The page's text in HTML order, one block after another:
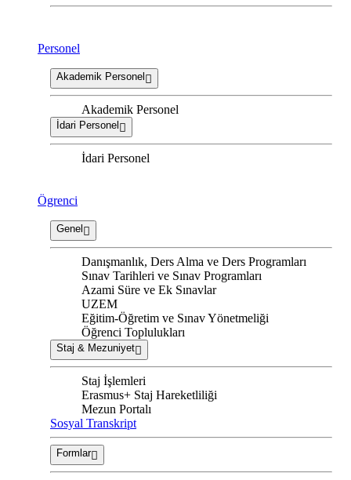
Personel
Akademik Personel
Akademik Personel
İdari Personel
İdari Personel
Ögrenci
Genel
Danışmanlık, Ders Alma ve Ders Programları
Sınav Tarihleri ve Sınav Programları
Azami Süre ve Ek Sınavlar
UZEM
Eğitim-Öğretim ve Sınav Yönetmeliği
Öğrenci Toplulukları
Staj & Mezuniyet
Staj İşlemleri
Erasmus+ Staj Hareketliliği
Mezun Portalı
Sosyal Transkript
Formlar